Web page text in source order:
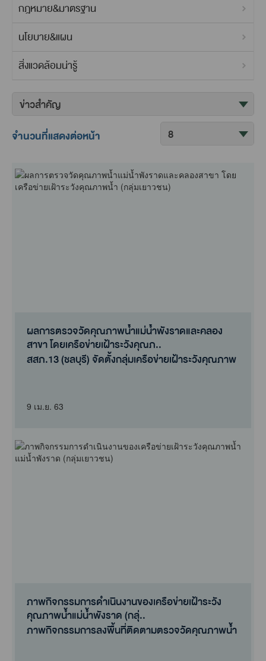
กฎหมาย&มาตรฐาน
นโยบาย&แผน
สิ่งแวดล้อมน่ารู้
จัด
เรียง
จำนวนที่แสดงต่อหน้า
ผลการตรวจวัดคุณภาพน้ำแม่น้ำพังราดและคลอง
สาขา โดยเครือข่ายเฝ้าระวังคุณภ..
สสภ.13 (ชลบุรี) จัดตั้งกลุ่มเครือข่ายเฝ้าระวังคุณภาพ
9 เม.ย. 63
ภาพกิจกรรมการดำเนินงานของเครือข่ายเฝ้าระวัง
คุณภาพน้ำแม่น้ำพังราด (กลุ่..
ภาพกิจกรรมการลงพื้นที่ติดตามตรวจวัดคุณภาพน้ำ